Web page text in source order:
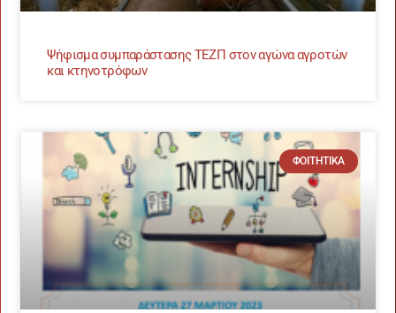
Ψήφισμα συμπαράστασης TEZΠ στον αγώνα αγροτών
και κτηνοτρόφων
ΦΟΙΤΗΤΙΚΆ